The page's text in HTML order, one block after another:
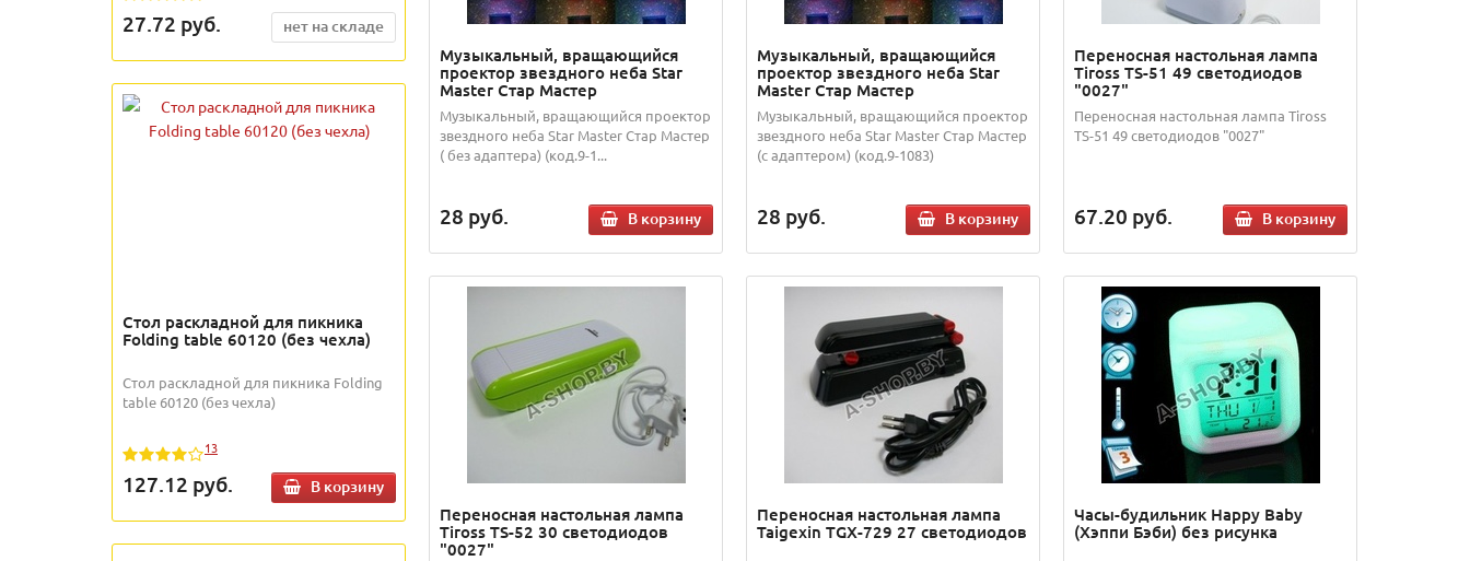
27.72 руб. нет на складе
Стол раскладной для пикника
Folding table 60120 (без чехла)
Стол раскладной для пикника Folding
table 60120 (без чехла)
13
127.12 руб. В корзину
Музыкальный, вращающийся
проектор звездного неба Star
Master Стар Мастер
Музыкальный, вращающийся проектор
звездного неба Star Master Стар Мастер
( без адаптера) (код.9-1...
28 руб. В корзину
Музыкальный, вращающийся
проектор звездного неба Star
Master Стар Мастер
Музыкальный, вращающийся проектор
звездного неба Star Master Стар Мастер
(с адаптером) (код.9-1083)
28 руб. В корзину
Переносная настольная лампа
Tiross TS-51 49 светодиодов
"0027"
Переносная настольная лампа Tiross
TS-51 49 светодиодов "0027"
67.20 руб. В корзину
Переносная настольная лампа
Tiross TS-52 30 светодиодов
"0027"
Переносная настольная лампа
Taigexin TGX-729 27 светодиодов
Часы-будильник Happy Baby
(Хэппи Бэби) без рисунка